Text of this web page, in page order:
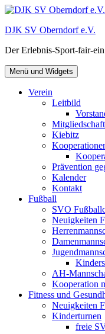
Zum
springen
DJK SV Oberndorf e.V.
Der Erlebnis-Sport-fair-ein
Menü und Widgets
Verein
Leitbild
Mitgliedschaft
Kiebitz
Prävention
Kalender
Kontakt
Fußball
SVO
Neuigkeiten
AH-
Kooperation
Fitness und
Neuigkeiten
Kinderturnen
freie